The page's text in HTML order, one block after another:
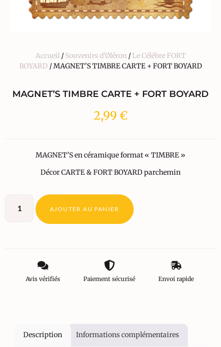
Accueil/ Souvenirs d'Øléron/ Le Célébre FORT
BOYARD / MAGNET’S TIMBRE CARTE + FORT BOYARD
MAGNET’S TIMBRE CARTE + FORT BOYARD
2,99 €
MAGNET’S en céramique format « TIMBRE »
Décor CARTE & FORT BOYARD parchemin
AJOUTER AU PANIER
Avis vérifiés Paiement sécurisé Envoi rapide
Description Informations complémentaires